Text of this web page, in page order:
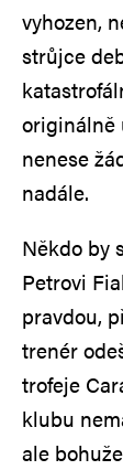
vyhozen,
strůjce
originálně
nenese
nadále.
Někdo by
Petrovi
pravdou,
trenér
trofeje
klubu
ale